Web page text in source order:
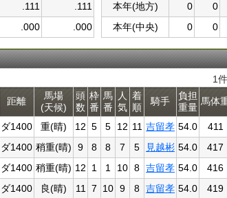
.111
.111
.000 .000
本年(地方)
0 0
本年(中央)
0 0
1
距離
馬場
(天候)
頭
数
枠
番
馬
番
人
気
着
順
騎手
負担
重量
馬体
ダ1400 重(晴) 12 5 5 12 11 吉留孝 54.0 411
ダ1400 稍重(晴) 9 8 8 7 5 見越彬 54.0 417
ダ1400 稍重(晴) 12 1 1 10 8 吉留孝 54.0 416
ダ1400 良(晴) 11 7 10 9 8 吉留孝 54.0 419